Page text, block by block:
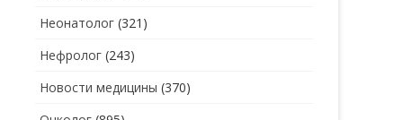
Неонатолог (321)
Нефролог (243)
Новости медицины (370)